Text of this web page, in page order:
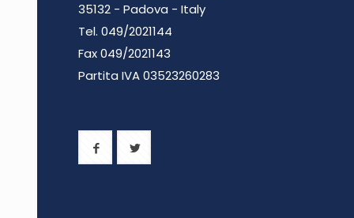
35132 - Padova - Italy
Tel. 049/2021144
Fax 049/2021143
Partita IVA 03523260283